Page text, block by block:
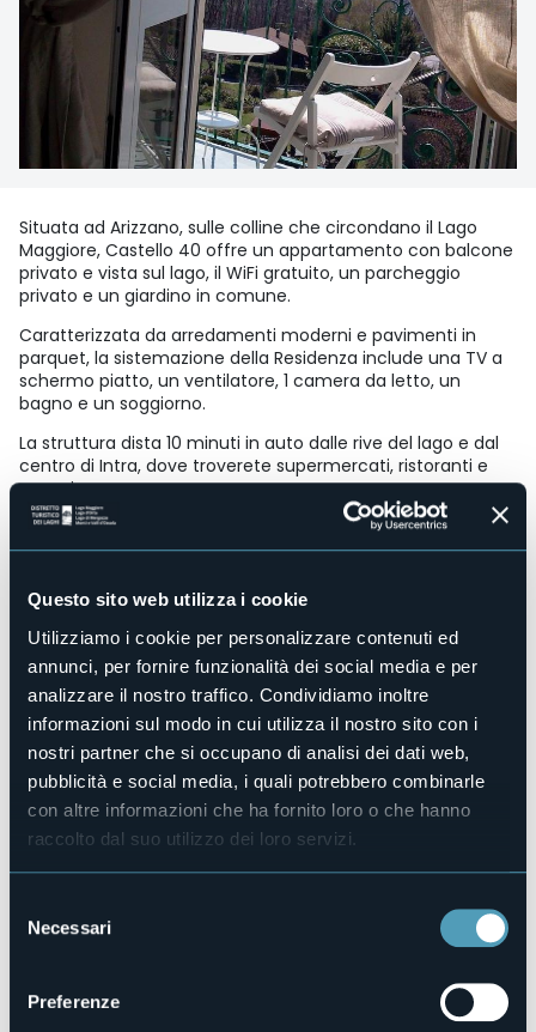
Questo sito web utilizza i cookie
Utilizziamo i cookie per personalizzare contenuti ed
annunci, per fornire funzionalità dei social media e per
analizzare il nostro traffico. Condividiamo inoltre
informazioni sul modo in cui utilizza il nostro sito con i
nostri partner che si occupano di analisi dei dati web,
pubblicità e social media, i quali potrebbero combinarle
con altre informazioni che ha fornito loro o che hanno
raccolto dal suo utilizzo dei loro servizi.
delNecessari
Preferenze
Situata ad Arizzano, sulle colline che circondano il Lago
Maggiore, Castello 40 offre un appartamento con balcone
privato e vista sul lago, il WiFi gratuito, un parcheggio
privato e un giardino in comune.
Caratterizzata da arredamenti moderni e pavimenti in
parquet, la sistemazione della Residenza include una TV a
schermo piatto, un ventilatore, 1 camera da letto, un
bagno e un soggiorno.
La struttura dista 10 minuti in auto dalle rive del lago e dal
centro di Intra, dove troverete supermercati, ristoranti e
negozi.
Accesso disabili
No
Sala congressi
No
Piscina
No
Animali ammessi
Sì
Camere
4
veronesi@tecnomv.it
393 9792094 / 3462276179